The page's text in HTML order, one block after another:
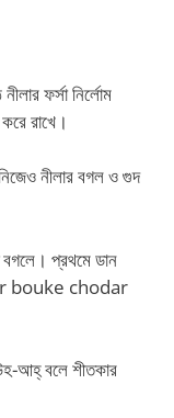
ফর্সা নির্লোম
রাখে।
নীলার বগল ও গুদ
প্রথমে ডান
bouke chodar
আহ্ বলে শীতকার